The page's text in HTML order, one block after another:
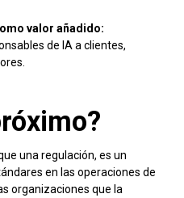
valor añadido:
de IA a clientes,
una regulación, es un
en las operaciones de
organizaciones que la